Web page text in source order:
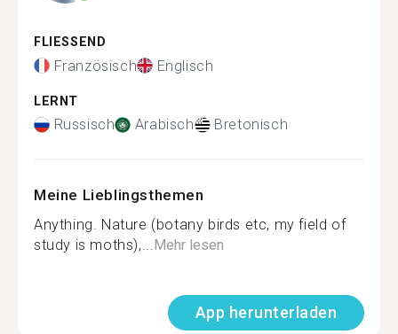
FLIESSEND
Französisch Englisch
LERNT
Russisch Arabisch Bretonisch
Meine Lieblingsthemen
Anything. Nature (botany birds etc, my field of
study is moths),...Mehr lesen
App herunterladen